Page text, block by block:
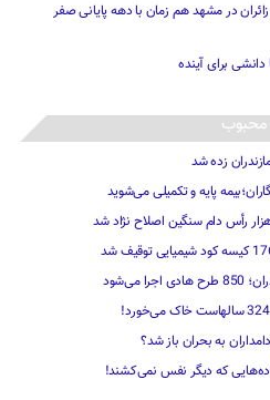
دانشی برای آینده
محبوب
زده شد
پایه و ‌تکمیلی می‌شوید
به بحران باز شد؟